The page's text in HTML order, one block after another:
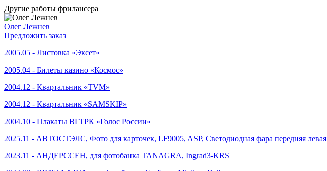
Другие работы фрилансера
Олег Лежнев
Предложить заказ
2005.05 - Листовка «Эксет»
2005.04 - Билеты казино «Космос»
2004.12 - Квартальник «TVM»
2004.12 - Квартальник «SAMSKIP»
2004.10 - Плакаты ВГТРК «Голос России»
2025.11 - АВТОСТЭЛС, Фото для карточек, LF9005, ASP, Светодиодная фара передняя левая
2023.11 - АНДЕРССЕН, для фотобанка TANAGRA, Ingrad3-KRS